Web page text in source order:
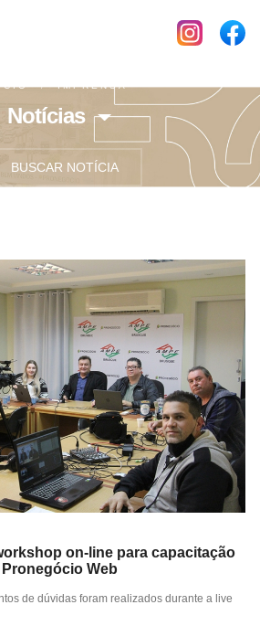
IMPRENSA
Notícias
BUSCAR NOTÍCIA
on-line para capacitação
Web
de dúvidas foram realizados durante a live